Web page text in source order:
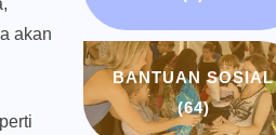
akan
BANTUAN SOSIAL
(64)